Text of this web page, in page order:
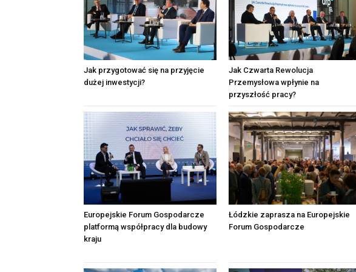
Jak przygotować się na przyjęcie
dużej inwestycji?
Jak Czwarta Rewolucja
Przemysłowa wpłynie na
przyszłość pracy?
Europejskie Forum Gospodarcze
platformą współpracy dla budowy
kraju
Łódzkie zaprasza na Europejskie
Forum Gospodarcze